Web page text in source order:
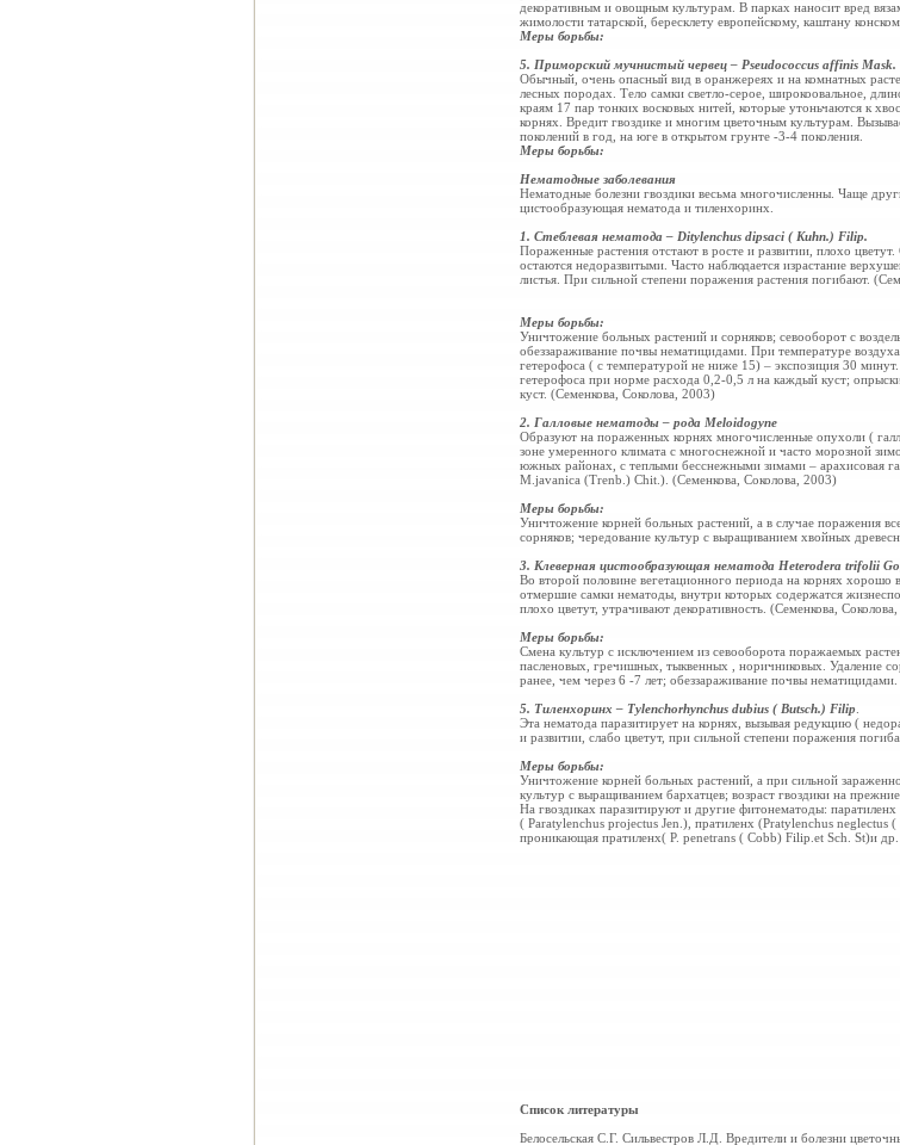
декоративным и овощным культурам. В парках наносит вред
жимолости татарской, бересклету европейскому, каштану
Меры борьбы:
5. Приморский мучнистый червец – Pseudococcus affinis Mask.
Обычный, очень опасный вид в оранжереях и на комнатных
лесных породах. Тело самки светло-серое, широкоовальное,
краям 17 пар тонких восковых нитей, которые утоньчаются к
корнях. Вредит гвоздике и многим цветочным культурам.
поколений в год, на юге в открытом грунте -3-4 поколения.
Меры борьбы:
Нематодные заболевания
Нематодные болезни гвоздики весьма многочисленны. Чаще
цистообразующая нематода и тиленхоринх.
1. Стеблевая нематода – Ditylenchus dipsaci ( Kuhn.) Filip.
Пораженные растения отстают в росте и развитии, плохо
остаются недоразвитыми. Часто наблюдается израстание
листья. При сильной степени поражения растения погибают.
Меры борьбы:
Уничтожение больных растений и сорняков; севооборот с
обеззараживание почвы нематицидами. При температуре
гетерофоса ( с температурой не ниже 15) – экспозиция 30
гетерофоса при норме расхода 0,2-0,5 л на каждый куст;
куст. (Семенкова, Соколова, 2003)
2. Галловые нематоды – рода Meloidogyne
Образуют на пораженных корнях многочисленные опухоли (
зоне умеренного климата с многоснежной и часто морозной
южных районах, с теплыми бесснежными зимами – арахисовая
M.javanica (Trenb.) Chit.). (Семенкова, Соколова, 2003)
Меры борьбы:
Уничтожение корней больных растений, а в случае поражения
сорняков; чередование культур с выращиванием хвойных
3. Клеверная цистообразующая нематода Heterodera trifolii
Во второй половине вегетационного периода на корнях
отмершие самки нематоды, внутри которых содержатся
плохо цветут, утрачивают декоративность. (Семенкова,
Меры борьбы:
Смена культур с исключением из севооборота поражаемых
пасленовых, гречишных, тыквенных , норичниковых. Удаление
ранее, чем через 6 -7 лет; обеззараживание почвы
5. Тиленхоринх – Tylenchorhynchus dubius ( Butsch.) Filip
Эта нематода паразитирует на корнях, вызывая редукцию (
и развитии, слабо цветут, при сильной степени поражения
Меры борьбы:
Уничтожение корней больных растений, а при сильной
культур с выращиванием бархатцев; возраст гвоздики на
На гвоздиках паразитируют и другие фитонематоды: паратиленх
( Paratylenchus projectus Jen.), пратиленх (Pratylenchus neglectus
проникающая пратиленх( P. penetrans ( Cobb) Filip.et Sch. St)и
Список литературы
Белосельская С.Г. Сильвестров Л.Д. Вредители и болезни